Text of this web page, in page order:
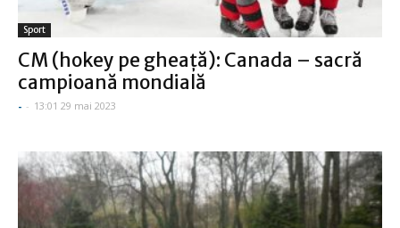
Sport
CM (hokey pe gheaţă): Canada – sacră
campioană mondială
- - 13:01 29 mai 2023